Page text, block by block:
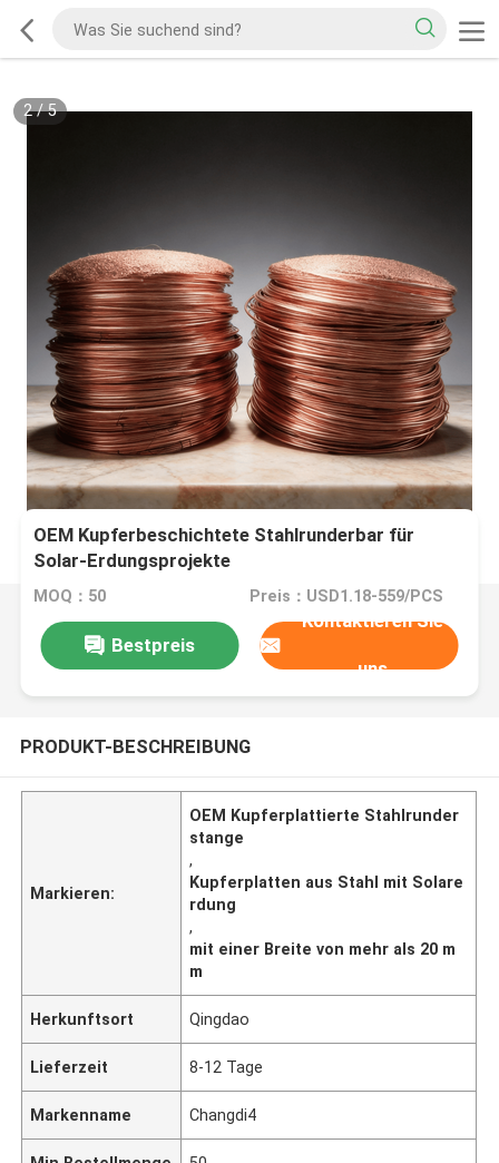
2/5
OEM Kupferbeschichtete Stahlrunderbar für
Solar-Erdungsprojekte
MOQ：50 Preis：USD1.18-559/PCS
Bestpreis
Kontaktieren Sie
uns
PRODUKT-BESCHREIBUNG
Markieren:
OEM Kupferplattierte Stahlrunder
stange
,
Kupferplatten aus Stahl mit Solare
rdung
,
mit einer Breite von mehr als 20 m
m
Herkunftsort Qingdao
Lieferzeit 8-12 Tage
Markenname Changdi4